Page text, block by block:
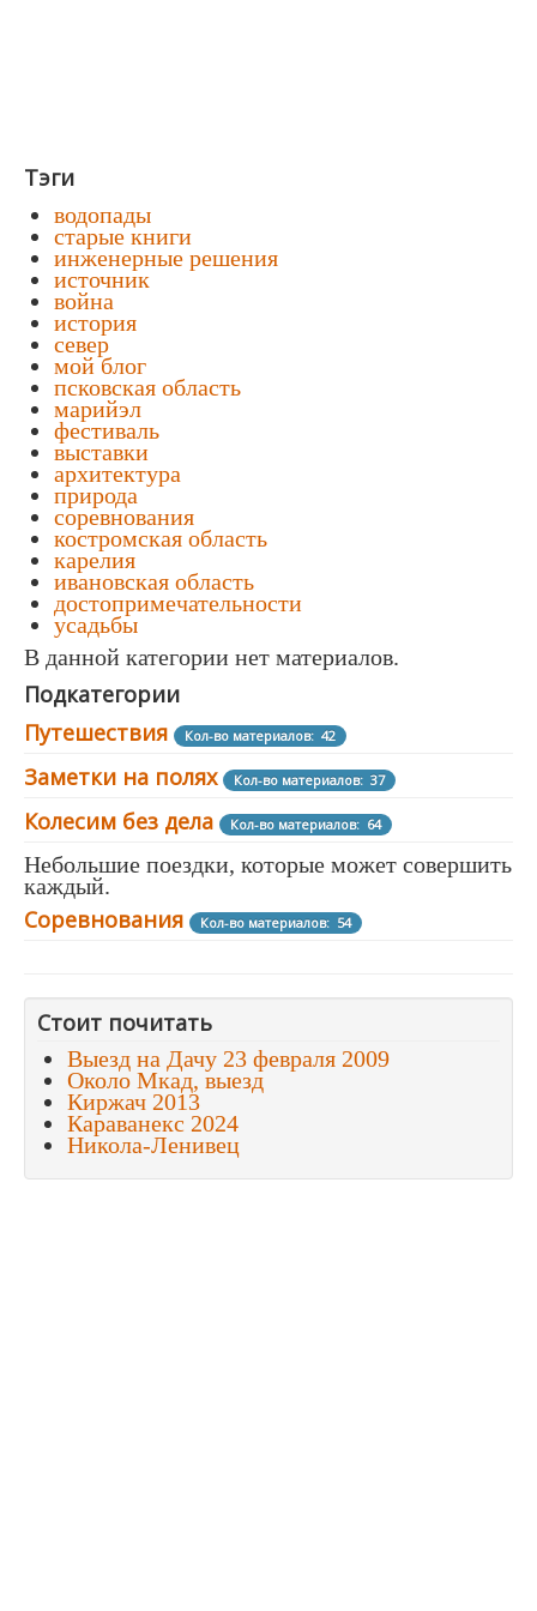
Тэги
водопады
старые книги
инженерные решения
источник
война
история
север
мой блог
псковская область
марийэл
фестиваль
выставки
архитектура
природа
соревнования
костромская область
карелия
ивановская область
достопримечательности
усадьбы
В данной категории нет материалов.
Подкатегории
Путешествия
Кол-во материалов: 42
Заметки на полях Кол-во материалов: 37
Колесим без дела Кол-во материалов: 64
Небольшие поездки, которые может совершить
каждый.
Соревнования Кол-во материалов: 54
Стоит почитать
Выезд на Дачу 23 февраля 2009
Около Мкад, выезд
Киржач 2013
Караванекс 2024
Никола-Ленивец